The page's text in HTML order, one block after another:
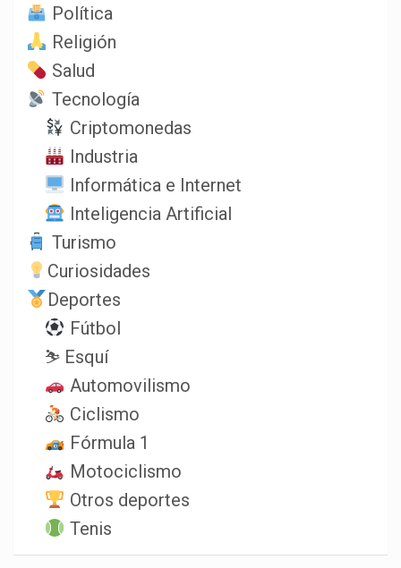
Política
Religión
Salud
Tecnología
Criptomonedas
Industria
Informática e Internet
Inteligencia Artificial
Turismo
Curiosidades
Deportes
Fútbol
⛷️ Esquí
Automovilismo
Ciclismo
Fórmula 1
Motociclismo
Otros deportes
Tenis